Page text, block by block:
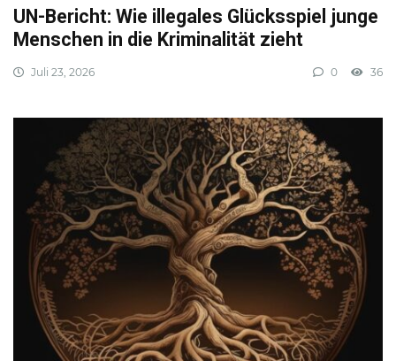
UN-Bericht: Wie illegales Glücksspiel junge
Menschen in die Kriminalität zieht
Juli 23, 2026 0 36